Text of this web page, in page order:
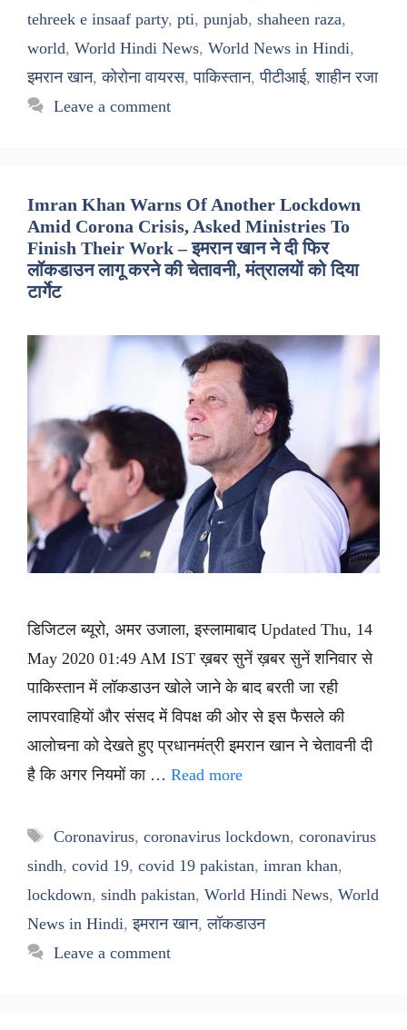
tehreek e insaaf party, pti, punjab, shaheen raza,
world, World Hindi News, World News in Hindi,
इमरान खान,कोरोना वायरस,पाकिस्तान,पीटीआई,शाहीन रजा
Leave a comment
Imran Khan Warns Of Another Lockdown
Amid Corona Crisis, Asked Ministries To
Finish Their Work – इमरान खान ने दी फिर
लॉकडाउन लागू करने की चेतावनी, मंत्रालयों को दिया
टार्गेट
डिजिटल ब्यूरो, अमर उजाला, इस्लामाबाद Updated Thu, 14
May 2020 01:49 AM IST ख़बर सुनें ख़बर सुनें शनिवार से
पाकिस्तान में लॉकडाउन खोले जाने के बाद बरती जा रही
लापरवाहियों और संसद में विपक्ष की ओर से इस फैसले की
आलोचना को देखते हुए प्रधानमंत्री इमरान खान ने चेतावनी दी
है कि अगर नियमों का … Read more
Tags
Coronavirus, coronavirus lockdown, coronavirus
sindh, covid 19, covid 19 pakistan, imran khan,
lockdown, sindh pakistan, World Hindi News, World
News in Hindi,इमरान खान,लॉकडाउन
Leave a comment